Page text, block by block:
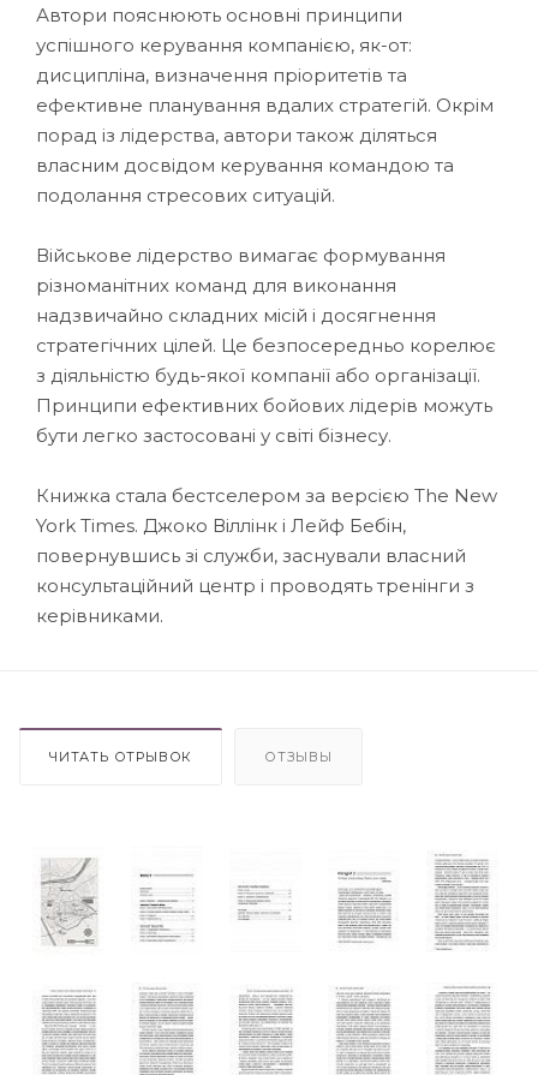
Автори пояснюють основні принципи
успішного керування компанією, як-от:
дисципліна, визначення пріоритетів та
ефективне планування вдалих стратегій. Окрім
порад із лідерства, автори також діляться
власним досвідом керування командою та
подолання стресових ситуацій.
Військове лідерство вимагає формування
різноманітних команд для виконання
надзвичайно складних місій і досягнення
стратегічних цілей. Це безпосередньо корелює
з діяльністю будь-якої компанії або організації.
Принципи ефективних бойових лідерів можуть
бути легко застосовані у світі бізнесу.
Книжка стала бестселером за версією The New
York Times. Джоко Віллінк і Лейф Бебін,
повернувшись зі служби, заснували власний
консультаційний центр і проводять тренінги з
керівниками.
ЧИТАТЬ ОТРЫВОК ОТЗЫВЫ